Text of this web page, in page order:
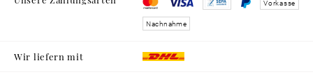
Vorkasse
Nachnahme
Wir liefern mit